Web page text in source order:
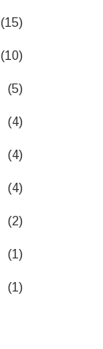
(15)
(10)
(5)
(4)
(4)
(4)
(2)
(1)
(1)